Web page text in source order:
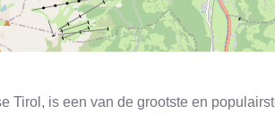
Tirol, is een van de grootste en